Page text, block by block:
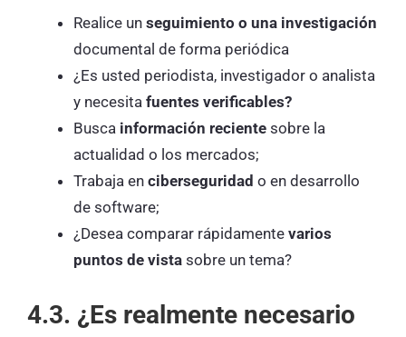
Realice un seguimiento o una investigación
documental de forma periódica
¿Es usted periodista, investigador o analista
y necesita fuentes verificables?
Busca información reciente sobre la
actualidad o los mercados;
Trabaja en ciberseguridad o en desarrollo
de software;
¿Desea comparar rápidamente varios
puntos de vista sobre un tema?
4.3. ¿Es realmente necesario